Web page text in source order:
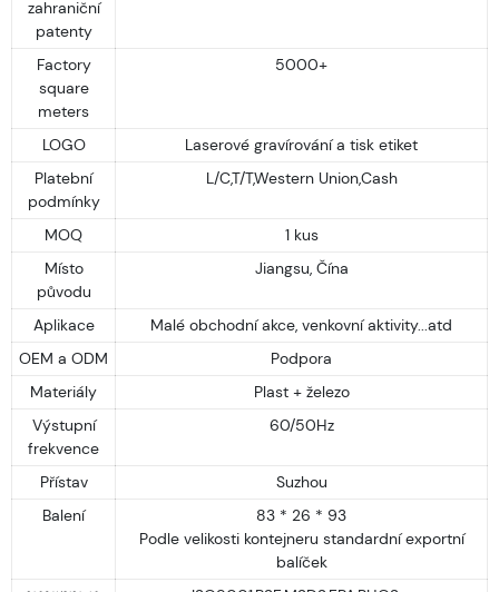
zahraniční
patenty
Factory
square
meters
5000+
LOGO
Laserové gravírování a tisk etiket
Platební
podmínky
L/C,T/T,Western Union,Cash
MOQ
1 kus
Místo
původu
Jiangsu, Čína
Aplikace
Malé obchodní akce, venkovní aktivity...atd
OEM a ODM
Podpora
Materiály
Plast + železo
Výstupní
frekvence
60/50Hz
Přístav
Suzhou
Balení
83 * 26 * 93
Podle velikosti kontejneru standardní exportní
balíček